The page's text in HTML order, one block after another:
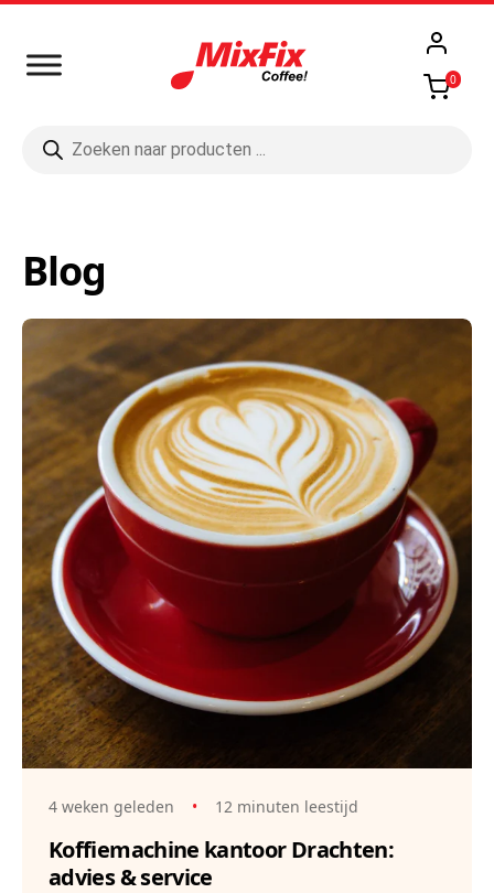
0
zoeken
Blog
4 weken geleden • 12 minuten leestijd
Koffiemachine kantoor Drachten:
advies & service